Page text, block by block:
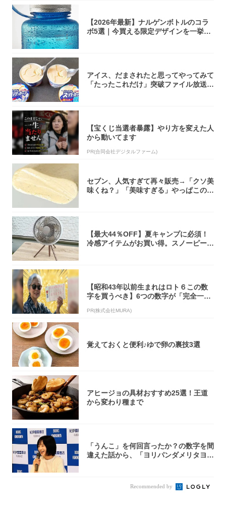
【2026年最新】ナルゲンボトルのコラ
ボ5選｜今買える限定デザインを一挙紹
アイス、だまされたと思ってやってみて
「たったこれだけ」突破ファイル放送で
【宝くじ当選者暴露】やり方を変えた人
から動いてます
PR(合同会社デジタルファーム)
セブン、人気すぎて再々販売→「クソ美
味くね？」「美味すぎる」やっぱこのク
【最大44％OFF】夏キャンプに必須！
冷感アイテムがお買い得。スノーピー
【昭和43年以前生まれはロト６この数
字を買うべき】6つの数字が「完全一
PR(株式会社MURA)
覚えておくと便利♪ゆで卵の裏技3選
アヒージョの具材おすすめ25選！王道
から変わり種まで
「うんこ」を何回言ったか？の数字を間
違えた話から、「ヨリパンダメリタヨコ
Recommended by